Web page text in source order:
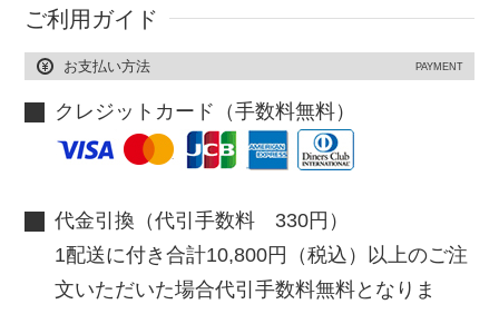
ご利用ガイド
お支払い方法 PAYMENT
クレジットカード（手数料無料）
代金引換（代引手数料 330円）
1配送に付き合計10,800円（税込）以上のご注
文いただいた場合代引手数料無料となりま